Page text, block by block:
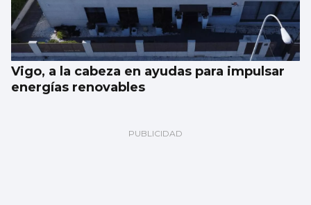
Vigo, a la cabeza en ayudas para impulsar
energías renovables